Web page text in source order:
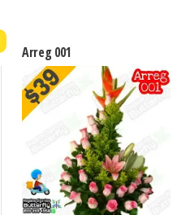
Arreg 001